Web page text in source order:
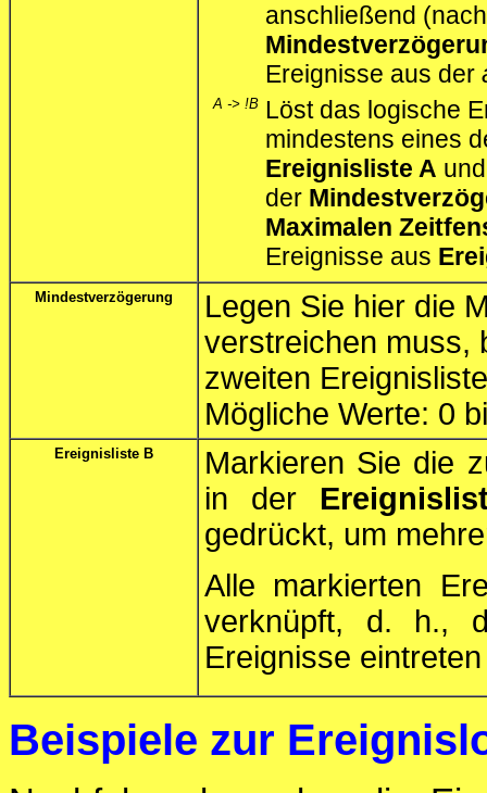
anschließend
Ereignisse aus der
A -> !B Löst das logische
mindestens eines
Ereignisliste A
der
Maximalen
Ereignisse aus
Mindestverzögerung
Legen Sie hier die
verstreichen muss,
zweiten
Mögliche Werte: 0
Ereignisliste B
Markieren Sie die
in der
gedrückt, um
Alle markierten
verknüpft, d. h.,
Ereignisse
Beispiele zur